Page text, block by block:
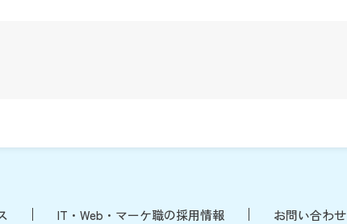
IT・Web・マーケ職の採用情報 お問い合わせ